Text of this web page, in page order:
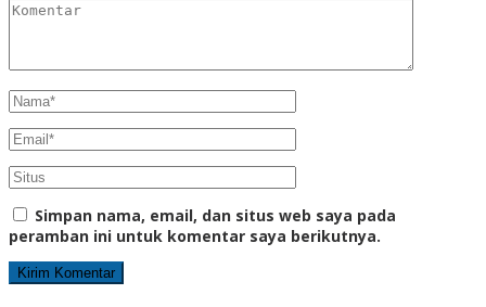
Simpan nama, email, dan situs web saya pada
peramban ini untuk komentar saya berikutnya.